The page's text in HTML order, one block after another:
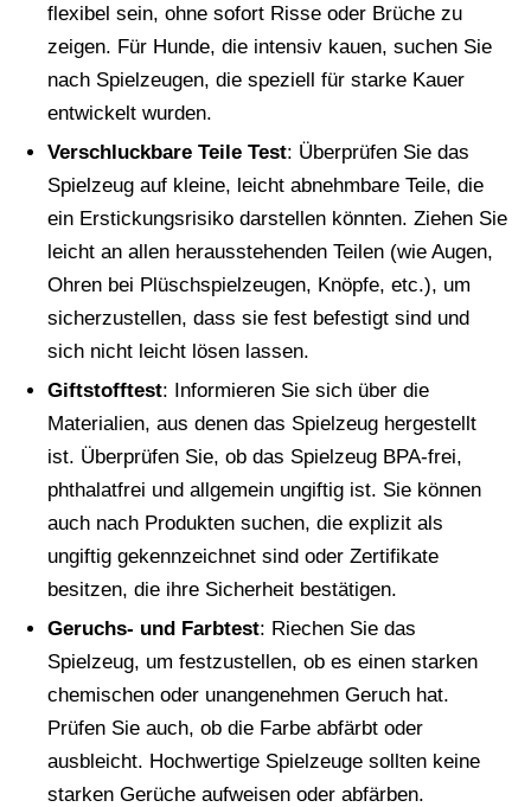
flexibel sein, ohne sofort Risse oder Brüche zu
zeigen. Für Hunde, die intensiv kauen, suchen Sie
nach Spielzeugen, die speziell für starke Kauer
entwickelt wurden.
Verschluckbare Teile Test: Überprüfen Sie das
Spielzeug auf kleine, leicht abnehmbare Teile, die
ein Erstickungsrisiko darstellen könnten. Ziehen Sie
leicht an allen herausstehenden Teilen (wie Augen,
Ohren bei Plüschspielzeugen, Knöpfe, etc.), um
sicherzustellen, dass sie fest befestigt sind und
sich nicht leicht lösen lassen.
Giftstofftest: Informieren Sie sich über die
Materialien, aus denen das Spielzeug hergestellt
ist. Überprüfen Sie, ob das Spielzeug BPA-frei,
phthalatfrei und allgemein ungiftig ist. Sie können
auch nach Produkten suchen, die explizit als
ungiftig gekennzeichnet sind oder Zertifikate
besitzen, die ihre Sicherheit bestätigen.
Geruchs- und Farbtest: Riechen Sie das
Spielzeug, um festzustellen, ob es einen starken
chemischen oder unangenehmen Geruch hat.
Prüfen Sie auch, ob die Farbe abfärbt oder
ausbleicht. Hochwertige Spielzeuge sollten keine
starken Gerüche aufweisen oder abfärben.